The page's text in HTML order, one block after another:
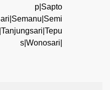
p|Sapto
s|Wonosari|